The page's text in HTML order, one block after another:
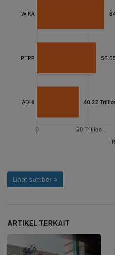
ARTIKEL TERKAIT